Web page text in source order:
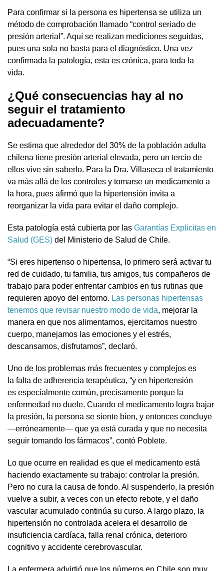
Para confirmar si la persona es hipertensa se utiliza un
método de comprobación llamado “control seriado de
presión arterial”. Aquí se realizan mediciones seguidas,
pues una sola no basta para el diagnóstico. Una vez
confirmada la patología, esta es crónica, para toda la
vida.
¿Qué consecuencias hay al no
seguir el tratamiento
adecuadamente?
Se estima que alrededor del 30% de la población adulta
chilena tiene presión arterial elevada, pero un tercio de
ellos vive sin saberlo. Para la Dra. Villaseca el tratamiento
va más allá de los controles y tomarse un medicamento a
la hora, pues afirmó que la hipertensión invita a
reorganizar la vida para evitar el daño complejo.
Esta patología está cubierta por las Garantías Explicitas en
Salud (GES) del Ministerio de Salud de Chile.
“Si eres hipertenso o hipertensa, lo primero será activar tu
red de cuidado, tu familia, tus amigos, tus compañeros de
trabajo para poder enfrentar cambios en tus rutinas que
requieren apoyo del entorno. Las personas hipertensas
tenemos que revisar nuestro modo de vida, mejorar la
manera en que nos alimentamos, ejercitamos nuestro
cuerpo, manejamos las emociones y el estrés,
descansamos, disfrutamos”, declaró.
Uno de los problemas más frecuentes y complejos es
la falta de adherencia terapéutica, “y en hipertensión
es especialmente común, precisamente porque la
enfermedad no duele. Cuando el medicamento logra bajar
la presión, la persona se siente bien, y entonces concluye
—erróneamente— que ya está curada y que no necesita
seguir tomando los fármacos”, contó Poblete.
Lo que ocurre en realidad es que el medicamento está
haciendo exactamente su trabajo: controlar la presión.
Pero no cura la causa de fondo. Al suspenderlo, la presión
vuelve a subir, a veces con un efecto rebote, y el daño
vascular acumulado continúa su curso. A largo plazo, la
hipertensión no controlada acelera el desarrollo de
insuficiencia cardíaca, falla renal crónica, deterioro
cognitivo y accidente cerebrovascular.
La enfermera advirtió que los números en Chile son muy